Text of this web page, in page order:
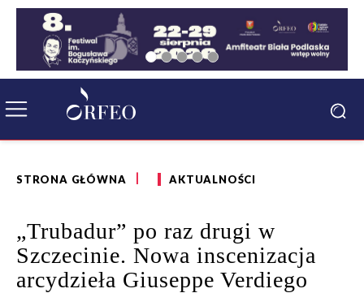
STRONA GŁÓWNA AKTUALNOŚCI
„Trubadur” po raz drugi w
Szczecinie. Nowa inscenizacja
arcydzieła Giuseppe Verdiego